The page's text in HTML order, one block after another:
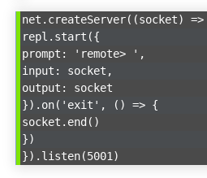
net.createServer((socket)
repl.start({
prompt: 'remote> ',
input: socket,
output: socket
}).on('exit', () => {
socket.end()
})
}).listen(5001)